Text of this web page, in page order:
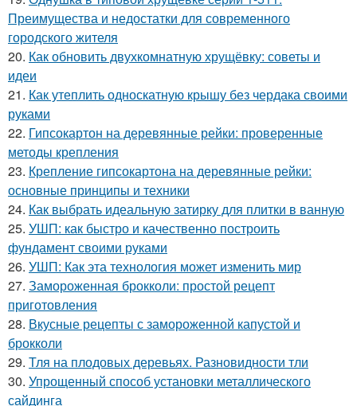
Преимущества и недостатки для современного
городского жителя
20. Как обновить двухкомнатную хрущёвку: советы и
идеи
21. Как утеплить односкатную крышу без чердака своими
руками
22. Гипсокартон на деревянные рейки: проверенные
методы крепления
23. Крепление гипсокартона на деревянные рейки:
основные принципы и техники
24. Как выбрать идеальную затирку для плитки в ванную
25. УШП: как быстро и качественно построить
фундамент своими руками
26. УШП: Как эта технология может изменить мир
27. Замороженная брокколи: простой рецепт
приготовления
28. Вкусные рецепты с замороженной капустой и
брокколи
29. Тля на плодовых деревьях. Разновидности тли
30. Упрощенный способ установки металлического
сайдинга